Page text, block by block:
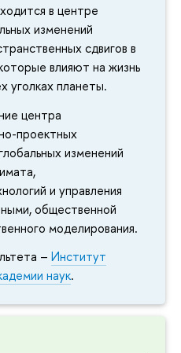
в центре
изменений
сдвигов в
влияют на жизнь
уголках планеты.
центра
проектных
изменений
и управления
общественной
моделирования.
– Институт
наук.